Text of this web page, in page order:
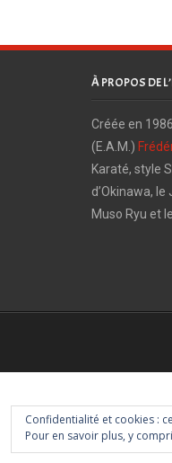
À PROPOS DE
Créée en
(E.A.M.)
Karaté, style
d’Okinawa, le
Muso Ryu et
Confidentialité et cookies :
Pour en savoir plus, y